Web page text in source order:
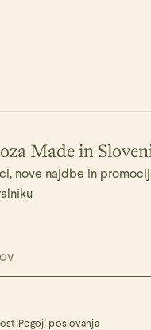
Made in
nove najdbe in
Pogoji poslovanja